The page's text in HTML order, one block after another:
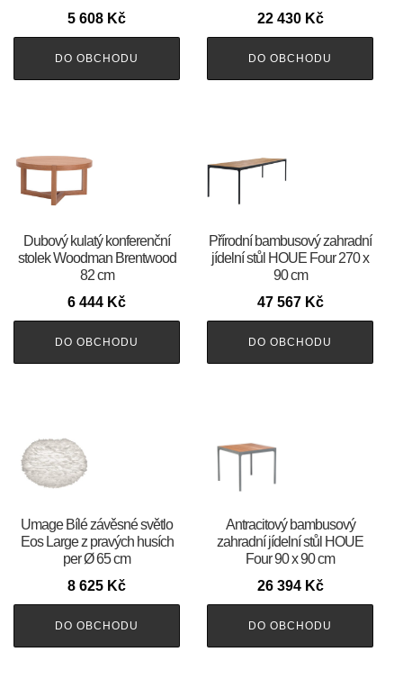
5 608 Kč
DO OBCHODU
22 430 Kč
DO OBCHODU
Dubový kulatý konferenční
stolek Woodman Brentwood
82 cm
6 444 Kč
DO OBCHODU
Přírodní bambusový zahradní
jídelní stůl HOUE Four 270 x
90 cm
47 567 Kč
DO OBCHODU
Umage Bílé závěsné světlo
Eos Large z pravých husích
per Ø 65 cm
8 625 Kč
DO OBCHODU
Antracitový bambusový
zahradní jídelní stůl HOUE
Four 90 x 90 cm
26 394 Kč
DO OBCHODU